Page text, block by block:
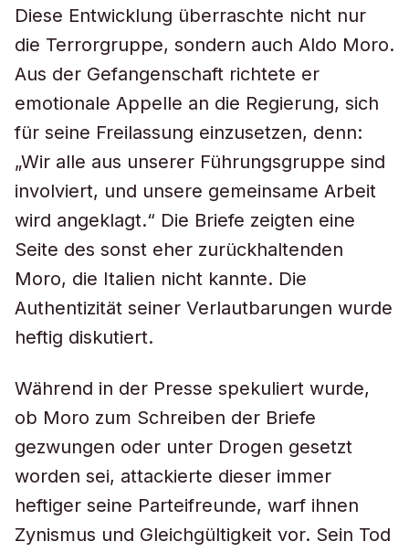
Diese Entwicklung überraschte nicht nur
die Terrorgruppe, sondern auch Aldo Moro.
Aus der Gefangenschaft richtete er
emotionale Appelle an die Regierung, sich
für seine Freilassung einzusetzen, denn:
„Wir alle aus unserer Führungsgruppe sind
involviert, und unsere gemeinsame Arbeit
wird angeklagt.“ Die Briefe zeigten eine
Seite des sonst eher zurückhaltenden
Moro, die Italien nicht kannte. Die
Authentizität seiner Verlautbarungen wurde
heftig diskutiert.
Während in der Presse spekuliert wurde,
ob Moro zum Schreiben der Briefe
gezwungen oder unter Drogen gesetzt
worden sei, attackierte dieser immer
heftiger seine Parteifreunde, warf ihnen
Zynismus und Gleichgültigkeit vor. Sein Tod